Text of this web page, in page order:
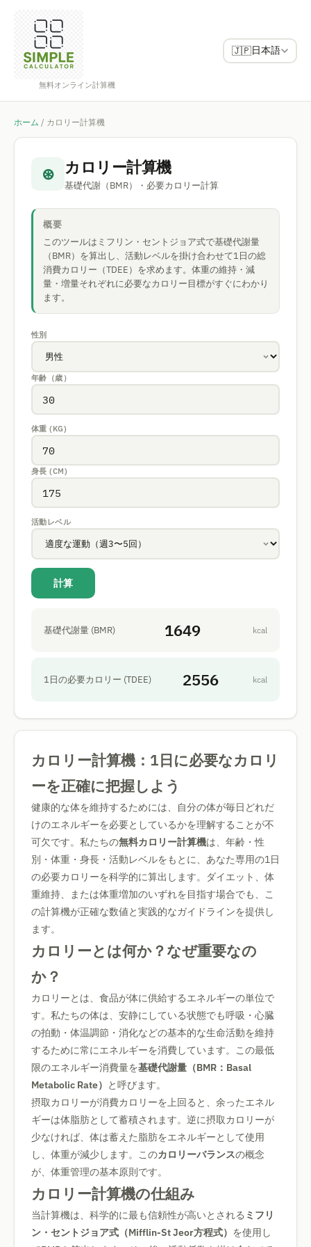
無料オンライン計算機
🇯🇵日本語
ホーム / カロリー計算機
⊛ カロリー計算機
基礎代謝（BMR）・必要カロリー計算
概要
このツールはミフリン・セントジョア式で基礎代謝量
（BMR）を算出し、活動レベルを掛け合わせて1日の総
消費カロリー（TDEE）を求めます。体重の維持・減
量・増量それぞれに必要なカロリー目標がすぐにわかり
ます。
性別
年齢（歳）
体重 (KG)
身長 (CM)
活動レベル
計算
基礎代謝量 (BMR) 1649 kcal
1日の必要カロリー (TDEE) 2556 kcal
カロリー計算機：1日に必要なカロリ
ーを正確に把握しよう
健康的な体を維持するためには、自分の体が毎日どれだ
けのエネルギーを必要としているかを理解することが不
可欠です。私たちの無料カロリー計算機は、年齢・性
別・体重・身長・活動レベルをもとに、あなた専用の1日
の必要カロリーを科学的に算出します。ダイエット、体
重維持、または体重増加のいずれを目指す場合でも、こ
の計算機が正確な数値と実践的なガイドラインを提供し
ます。
カロリーとは何か？なぜ重要なの
か？
カロリーとは、食品が体に供給するエネルギーの単位で
す。私たちの体は、安静にしている状態でも呼吸・心臓
の拍動・体温調節・消化などの基本的な生命活動を維持
するために常にエネルギーを消費しています。この最低
限のエネルギー消費量を基礎代謝量（BMR：Basal
Metabolic Rate） と呼びます。
摂取カロリーが消費カロリーを上回ると、余ったエネル
ギーは体脂肪として蓄積されます。逆に摂取カロリーが
少なければ、体は蓄えた脂肪をエネルギーとして使用
し、体重が減少します。このカロリーバランスの概念
が、体重管理の基本原則です。
カロリー計算機の仕組み
当計算機は、科学的に最も信頼性が高いとされる ミフリ
ン・セントジョア式（Mifflin-St Jeor方程式） を使用し